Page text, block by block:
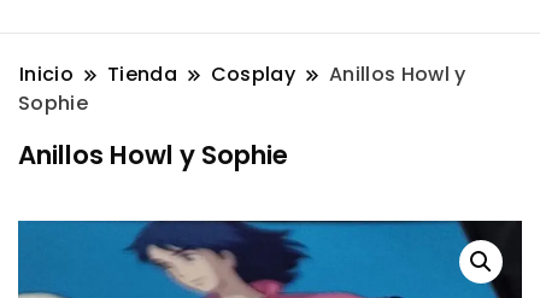
Inicio Tienda Cosplay
Anillos Howl y
Sophie
Anillos Howl y Sophie